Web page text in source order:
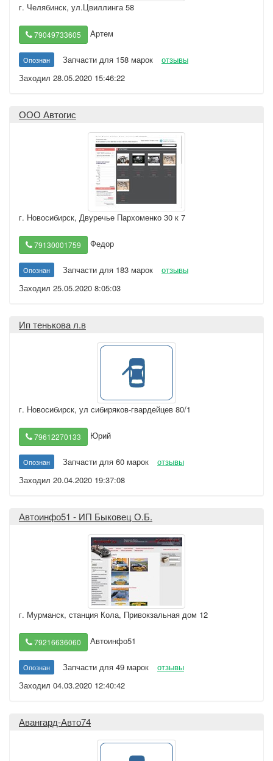
г. Челябинск, ул.Цвиллинга 58
79049733605 Артем
Опознан Запчасти для 158 марок
отзывы
Заходил 28.05.2020 15:46:22
ООО Автогис
г. Новосибирск, Двуречье Пархоменко 30 к 7
79130001759 Федор
Опознан Запчасти для 183 марок
отзывы
Заходил 25.05.2020 8:05:03
Ип тенькова л.в
г. Новосибирск, ул сибиряков-гвардейцев 80/1
79612270133 Юрий
Опознан Запчасти для 60 марок
отзывы
Заходил 20.04.2020 19:37:08
Автоинфо51 - ИП Быковец О.Б.
г. Мурманск, станция Кола, Привокзальная дом 12
79216636060 Автоинфо51
Опознан Запчасти для 49 марок
отзывы
Заходил 04.03.2020 12:40:42
Авангард-Авто74